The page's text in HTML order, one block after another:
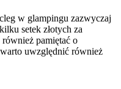
w glampingu zazwyczaj
setek złotych za
pamiętać o
uwzględnić również